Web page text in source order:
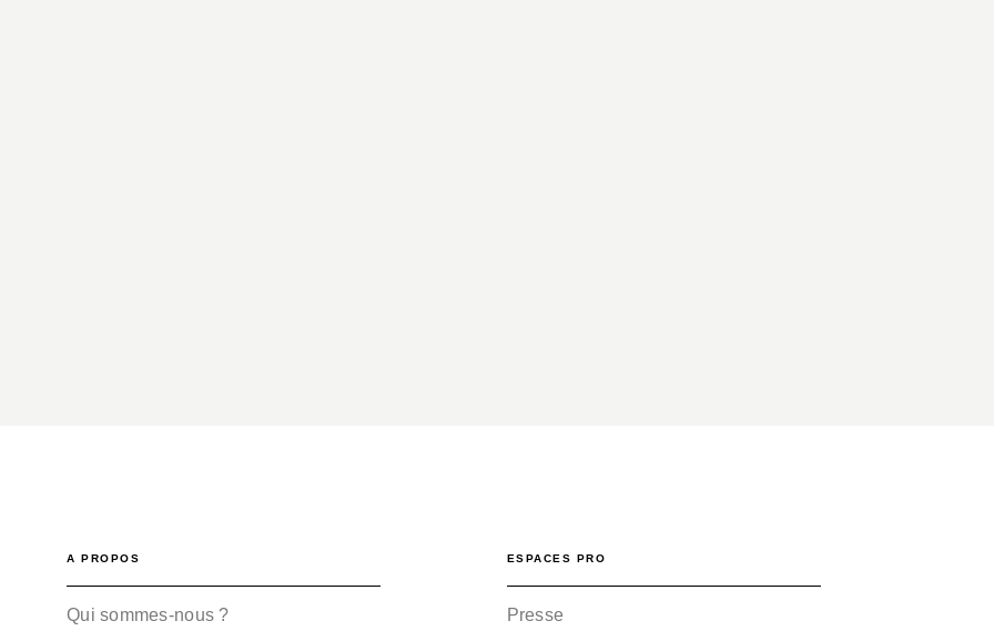
A PROPOS
Qui sommes-nous ?
ESPACES PRO
Presse